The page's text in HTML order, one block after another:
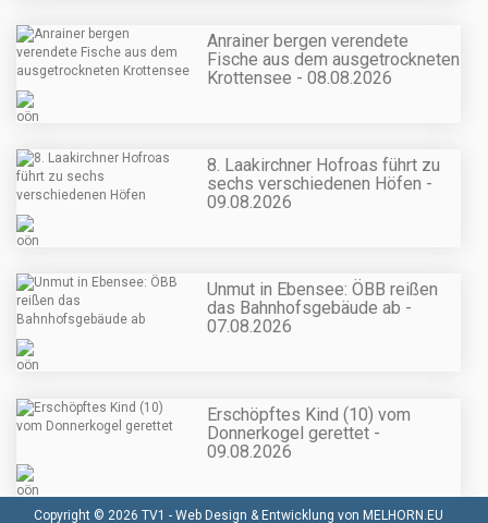
Anrainer bergen verendete
Fische aus dem ausgetrockneten
Krottensee - 08.08.2026
8. Laakirchner Hofroas führt zu
sechs verschiedenen Höfen -
09.08.2026
Unmut in Ebensee: ÖBB reißen
das Bahnhofsgebäude ab -
07.08.2026
Erschöpftes Kind (10) vom
Donnerkogel gerettet -
09.08.2026
Copyright © 2026 TV1 - Web Design & Entwicklung von MELHORN.EU